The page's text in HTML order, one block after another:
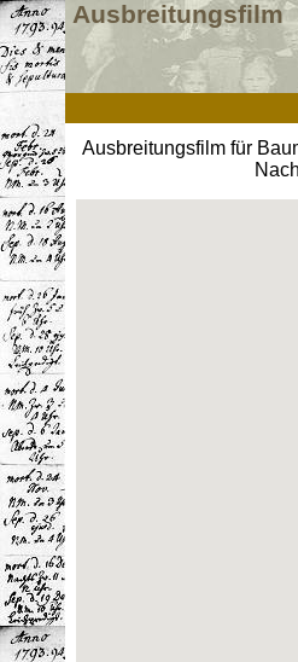
Ausbreitungsfilm
Ausbreitungsfilm für